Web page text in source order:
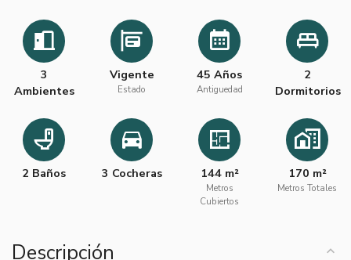
3
Ambientes
Vigente
Estado
45 Años
Antiguedad
2
Dormitorios
2 Baños 3 Cocheras 144 m²
Metros
Cubiertos
170 m²
Metros Totales
Descripción